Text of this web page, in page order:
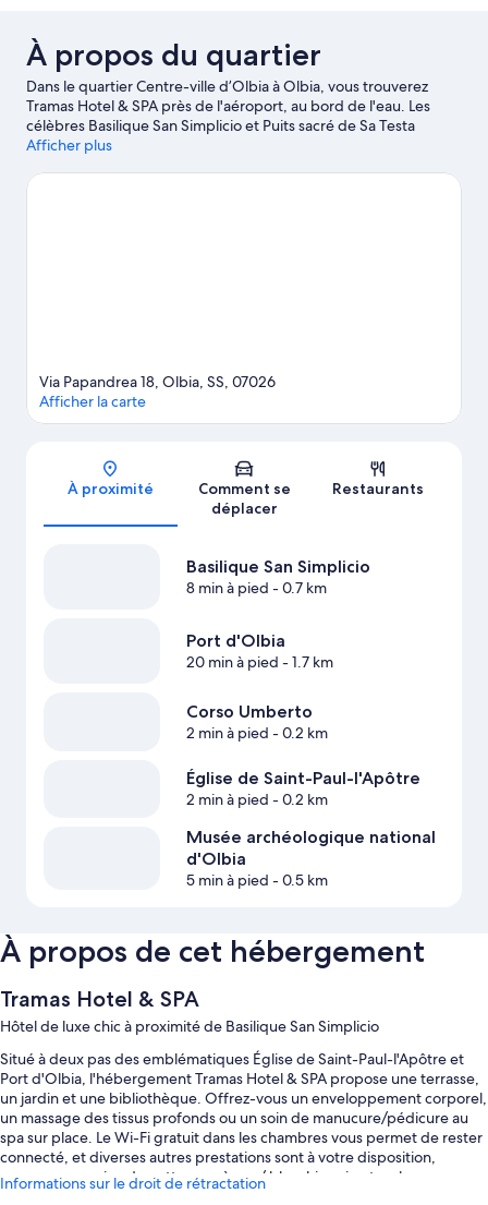
canapé-
canapé-
À propos du quartier
Dans le quartier Centre-ville d’Olbia à Olbia, vous trouverez
Tramas Hotel & SPA près de l'aéroport, au bord de l'eau. Les
célèbres Basilique San Simplicio et Puits sacré de Sa Testa
figurent certes parmi les immanquables, mais si un minimum
d'Olbia. Pensez également à ajouter Église de Saint-Paul-
Afficher plus
Carte
Via Papandrea 18, Olbia, SS, 07026
Afficher la carte
À proximité
Comment se
déplacer
Restaurants
Basilique San Simplicio
8 min à pied - 0.7 km
Port d'Olbia
20 min à pied - 1.7 km
Corso Umberto
2 min à pied - 0.2 km
Église de Saint-Paul-l'Apôtre
2 min à pied - 0.2 km
Musée archéologique national
d'Olbia
5 min à pied - 0.5 km
À propos de cet hébergement
Tramas Hotel & SPA
Hôtel de luxe chic à proximité de Basilique San Simplicio
Situé à deux pas des emblématiques Église de Saint-Paul-l'Apôtre et
Port d'Olbia, l'hébergement Tramas Hotel & SPA propose une terrasse,
un jardin et une bibliothèque. Offrez-vous un enveloppement corporel,
un massage des tissus profonds ou un soin de manucure/pédicure au
spa sur place. Le Wi-Fi gratuit dans les chambres vous permet de rester
connecté, et diverses autres prestations sont à votre disposition,
comme un service de nettoyage à sec / blanchisserie et un bar.
Informations sur le droit de rétractation